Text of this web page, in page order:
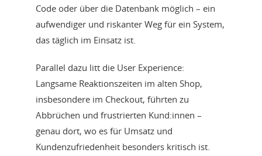
Code oder über die Datenbank möglich – ein
aufwendiger und riskanter Weg für ein System,
das täglich im Einsatz ist.
Parallel dazu litt die User Experience:
Langsame Reaktionszeiten im alten Shop,
insbesondere im Checkout, führten zu
Abbrüchen und frustrierten Kund:innen –
genau dort, wo es für Umsatz und
Kundenzufriedenheit besonders kritisch ist.